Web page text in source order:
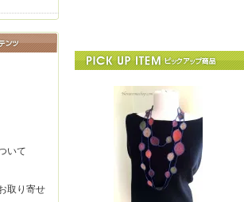
いて
取り寄せ